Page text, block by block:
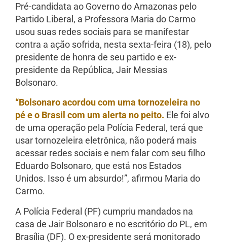
Pré-candidata ao Governo do Amazonas pelo
Partido Liberal, a Professora Maria do Carmo
usou suas redes sociais para se manifestar
contra a ação sofrida, nesta sexta-feira (18), pelo
presidente de honra de seu partido e ex-
presidente da República, Jair Messias
Bolsonaro.
“Bolsonaro acordou com uma tornozeleira no
pé e o Brasil com um alerta no peito. Ele foi alvo
de uma operação pela Polícia Federal, terá que
usar tornozeleira eletrônica, não poderá mais
acessar redes sociais e nem falar com seu filho
Eduardo Bolsonaro, que está nos Estados
Unidos. Isso é um absurdo!”, afirmou Maria do
Carmo.
A Polícia Federal (PF) cumpriu mandados na
casa de Jair Bolsonaro e no escritório do PL, em
Brasília (DF). O ex-presidente será monitorado